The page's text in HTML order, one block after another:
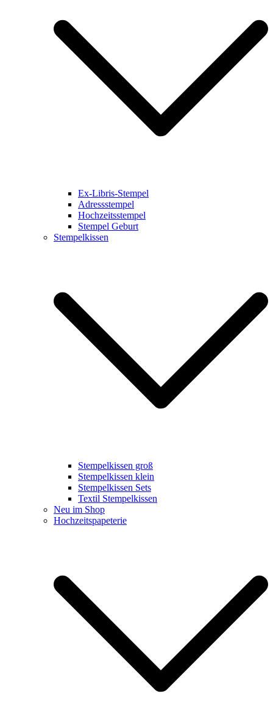
Ex-Libris-Stempel
Adressstempel
Hochzeitsstempel
Stempel Geburt
Stempelkissen
Stempelkissen groß
Stempelkissen klein
Stempelkissen Sets
Textil Stempelkissen
Neu im Shop
Hochzeitspapeterie